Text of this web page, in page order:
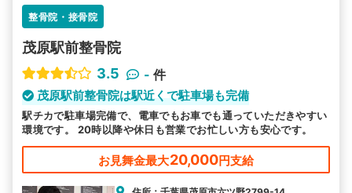
整骨院・接骨院
茂原駅前整骨院
3.5
- 件
茂原駅前整骨院は駅近くで駐車場も完備
駅チカで駐車場完備で、電車でもお車でも通っていただきやすい
環境です。 20時以降や休日も営業でお忙しい方も安心です。
お見舞金最大20,000円支給